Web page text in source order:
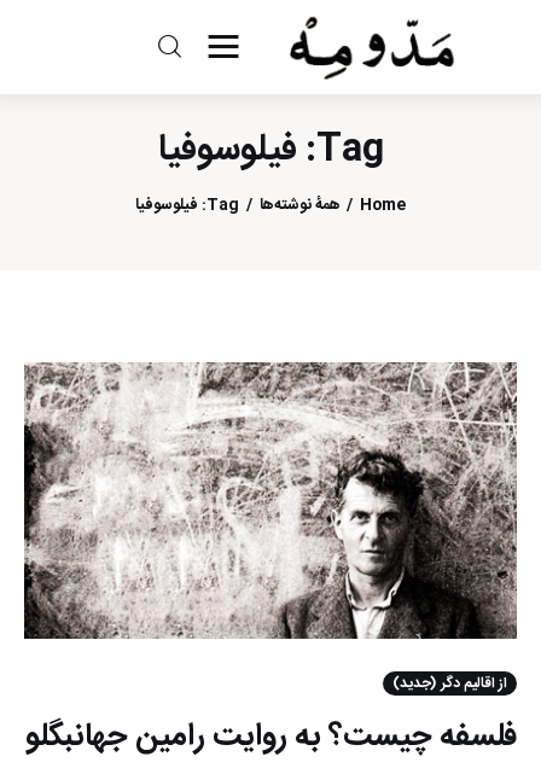
Tag: فیلوسوفیا
Home همهٔ نوشته‌ها Tag: فیلوسوفیا
مد و مه
سینما
درباره ما
از اقالیم دگر (جدید)
فلسفه چیست؟ به روایت رامین جهانبگلو